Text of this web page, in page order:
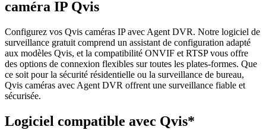
caméra IP Qvis
Configurez vos Qvis caméras IP avec Agent DVR. Notre logiciel de
surveillance gratuit comprend un assistant de configuration adapté
aux modèles Qvis, et la compatibilité ONVIF et RTSP vous offre
des options de connexion flexibles sur toutes les plates-formes. Que
ce soit pour la sécurité résidentielle ou la surveillance de bureau,
Qvis caméras avec Agent DVR offrent une surveillance fiable et
sécurisée.
Logiciel compatible avec Qvis*